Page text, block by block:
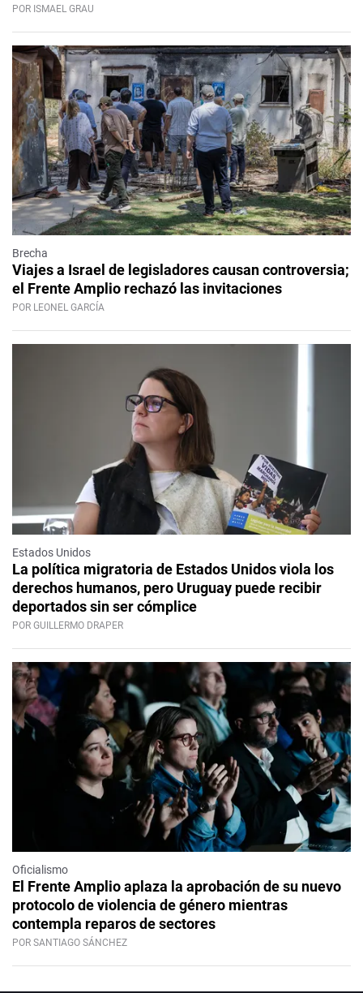
POR ISMAEL GRAU
Brecha
Viajes a Israel de legisladores causan controversia;
el Frente Amplio rechazó las invitaciones
POR LEONEL GARCÍA
Estados Unidos
La política migratoria de Estados Unidos viola los
derechos humanos, pero Uruguay puede recibir
deportados sin ser cómplice
POR GUILLERMO DRAPER
Oficialismo
El Frente Amplio aplaza la aprobación de su nuevo
protocolo de violencia de género mientras
contempla reparos de sectores
POR SANTIAGO SÁNCHEZ